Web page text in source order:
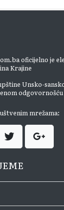
oficijelno je
Krajine
Unsko-
odgovornošću
mrežama: